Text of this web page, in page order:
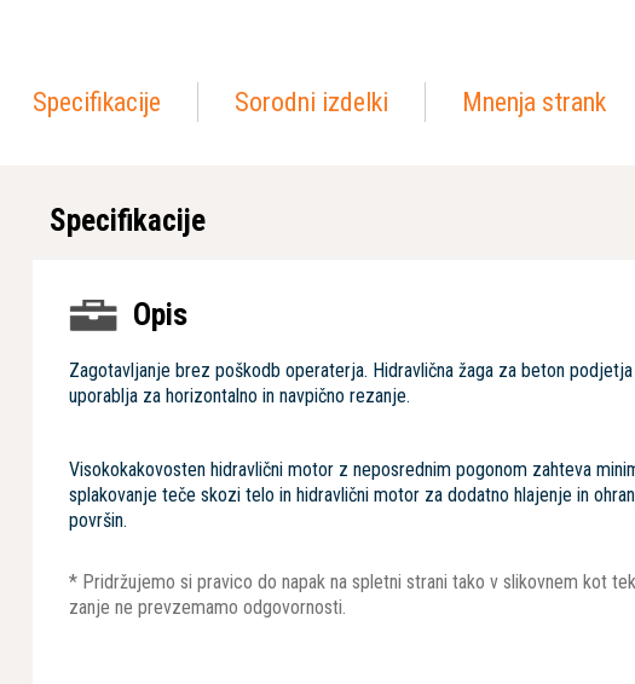
Specifikacije Sorodni izdelki Mnenja strank
Specifikacije
Opis
Zagotavljanje brez poškodb operaterja. Hidravlična žaga za beton podjetja
uporablja za horizontalno in navpično rezanje.
Visokokakovosten hidravlični motor z neposrednim pogonom zahteva
splakovanje teče skozi telo in hidravlični motor za dodatno hlajenje in
površin.
* Pridržujemo si pravico do napak na spletni strani tako v slikovnem kot
zanje ne prevzemamo odgovornosti.